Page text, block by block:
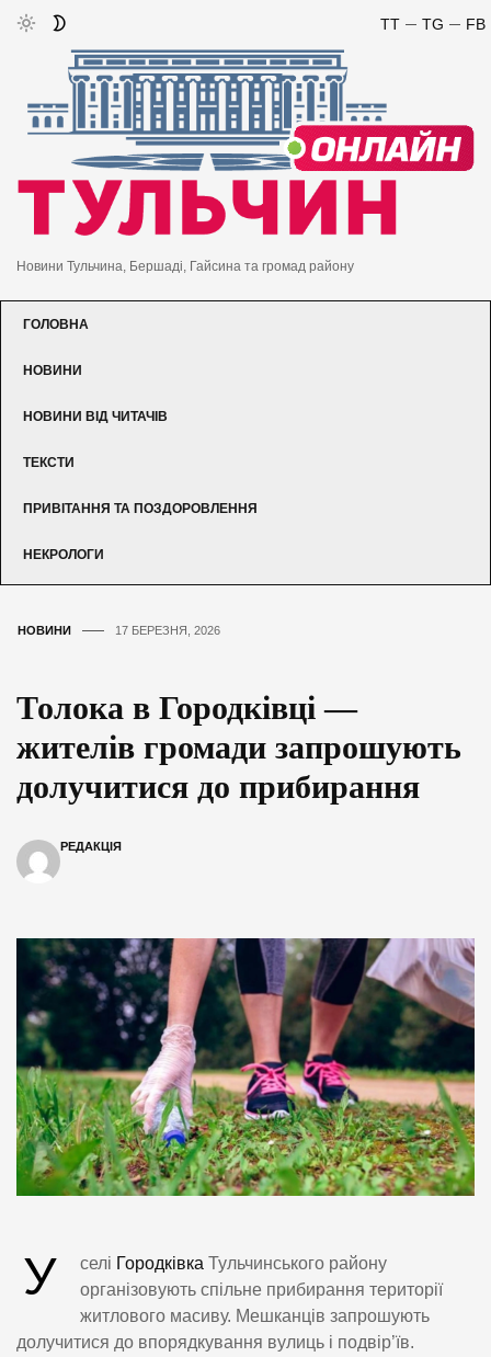
FB
TG
TT
Новини Тульчина, Бершаді, Гайсина та громад району
ГОЛОВНА
НОВИНИ
НОВИНИ ВІД ЧИТАЧІВ
ТЕКСТИ
ПРИВІТАННЯ ТА ПОЗДОРОВЛЕННЯ
НЕКРОЛОГИ
НОВИНИ 17 БЕРЕЗНЯ, 2026
Толока в Городківці —
жителів громади запрошують
долучитися до прибирання
РЕДАКЦІЯ
У селі Городківка Тульчинського району
організовують спільне прибирання території
житлового масиву. Мешканців запрошують
долучитися до впорядкування вулиць і подвір’їв.